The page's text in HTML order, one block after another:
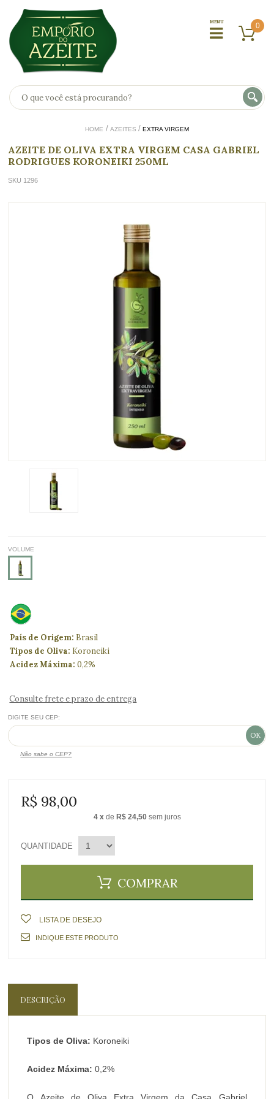
0
HOME AZEITES EXTRA VIRGEM
AZEITE DE OLIVA EXTRA VIRGEM CASA GABRIEL
RODRIGUES KORONEIKI 250ML
SKU 1296
VOLUME
País de Origem: Brasil
Tipos de Oliva: Koroneiki
Acidez Máxima: 0,2%
Consulte frete e prazo de entrega
DIGITE SEU CEP:
Não sabe o CEP?
R$ 98,00
4 x de R$ 24,50 sem juros
QUANTIDADE
COMPRAR
LISTA DE DESEJO
INDIQUE ESTE PRODUTO
DESCRIÇÃO
Tipos de Oliva: Koroneiki
Acidez Máxima: 0,2%